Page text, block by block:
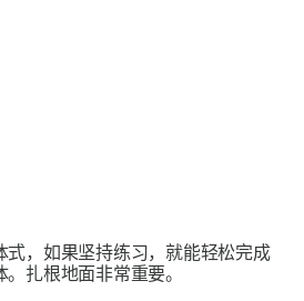
式，如果坚持练习，就能轻松完成
扎根地面非常重要。